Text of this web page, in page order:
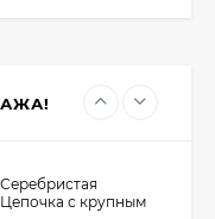
Серебристая
Цепочка с крупным